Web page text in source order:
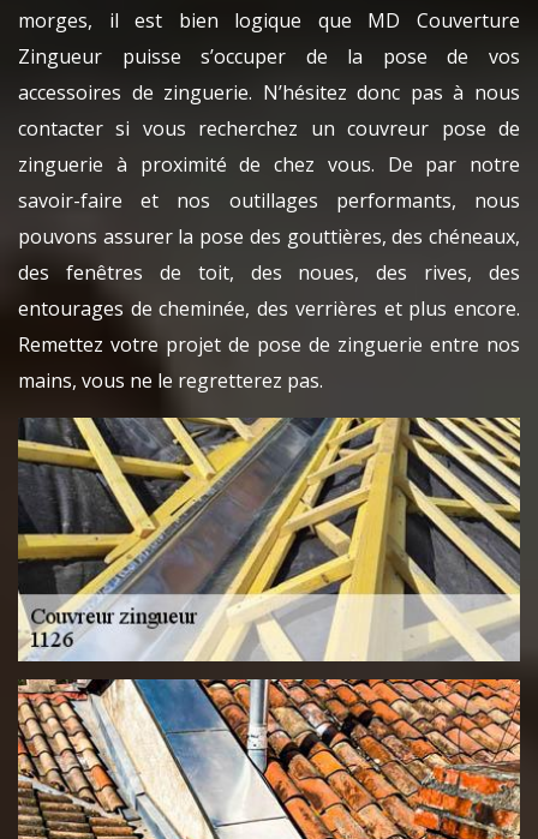
morges, il est bien logique que MD Couverture
Zingueur puisse s’occuper de la pose de vos
accessoires de zinguerie. N’hésitez donc pas à nous
contacter si vous recherchez un couvreur pose de
zinguerie à proximité de chez vous. De par notre
savoir-faire et nos outillages performants, nous
pouvons assurer la pose des gouttières, des chéneaux,
des fenêtres de toit, des noues, des rives, des
entourages de cheminée, des verrières et plus encore.
Remettez votre projet de pose de zinguerie entre nos
mains, vous ne le regretterez pas.